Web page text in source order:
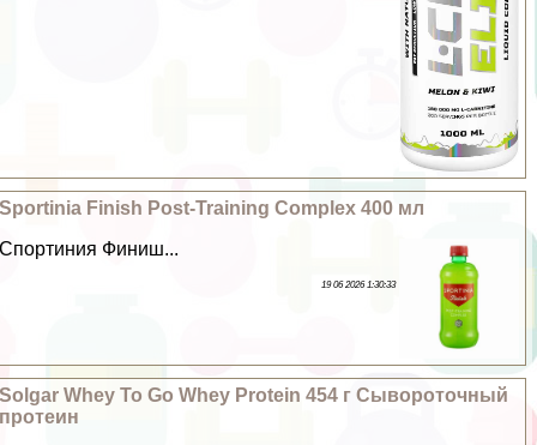
Sportinia Finish Post-Training Complex 400 мл
Спортиния Финиш...
19 06 2026 1:30:33
Solgar Whey To Go Whey Protein 454 г Сывороточный
протеин